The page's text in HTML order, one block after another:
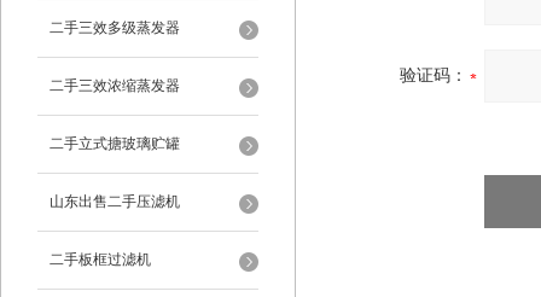
二手三效多级蒸发器
二手三效浓缩蒸发器
二手立式搪玻璃贮罐
山东出售二手压滤机
二手板框过滤机
验证码：